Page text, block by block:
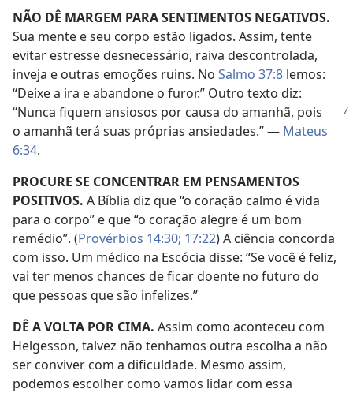
NÃO DÊ MARGEM PARA SENTIMENTOS NEGATIVOS.
Sua mente e seu corpo estão ligados. Assim, tente
evitar estresse desnecessário, raiva descontrolada,
inveja e outras emoções ruins. No Salmo 37:8 lemos:
“Deixe a ira e abandone o furor.” Outro texto diz:
“Nunca fiquem ansiosos por causa do amanhã, pois
o amanhã terá suas próprias ansiedades.” — Mateus
6:34.
PROCURE SE CONCENTRAR EM PENSAMENTOS
POSITIVOS. A Bíblia diz que “o coração calmo é vida
para o corpo” e que “o coração alegre é um bom
remédio”. (Provérbios 14:30; 17:22) A ciência concorda
com isso. Um médico na Escócia disse: “Se você é feliz,
vai ter menos chances de ficar doente no futuro do
que pessoas que são infelizes.”
DÊ A VOLTA POR CIMA. Assim como aconteceu com
Helgesson, talvez não tenhamos outra escolha a não
ser conviver com a dificuldade. Mesmo assim,
podemos escolher como vamos lidar com essa